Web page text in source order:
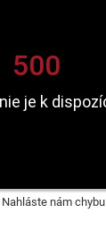
Nahláste nám chybu